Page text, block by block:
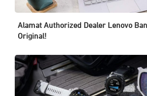
Alamat Authorized Dealer Lenovo
Original!